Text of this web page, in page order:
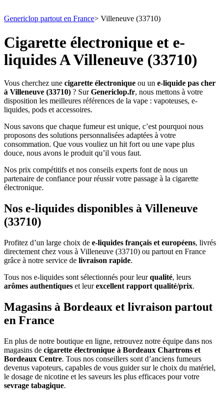
Genericlop partout en France> Villeneuve (33710)
Cigarette électronique et e-
liquides A Villeneuve (33710)
Vous cherchez une cigarette électronique ou un e-liquide pas cher
à Villeneuve (33710) ? SurGenericlop.fr, nous mettons à votre
disposition les meilleures références de la vape : vapoteuses, e-
liquides, pods et accessoires.
Nous savons que chaque fumeur est unique, c’est pourquoi nous
proposons des solutions personnalisées adaptées à votre
consommation. Que vous vouliez un hit fort ou une vape plus
douce, nous avons le produit qu’il vous faut.
Nos prix compétitifs et nos conseils experts font de nous un
partenaire de confiance pour réussir votre passage à la cigarette
électronique.
Nos e-liquides disponibles à Villeneuve
(33710)
Profitez d’un large choix de e-liquides français et européens, livrés
directement chez vous à Villeneuve (33710) ou partout en France
grâce à notre service de livraison rapide.
Tous nos e-liquides sont sélectionnés pour leurqualité, leurs
arômes authentiques et leurexcellent rapport qualité/prix.
Magasins à Bordeaux et livraison partout
en France
En plus de notre boutique en ligne, retrouvez notre équipe dans nos
magasins de cigarette électronique à Bordeaux Chartrons et
Bordeaux Centre. Tous nos conseillers sont d’anciens fumeurs
devenus vapoteurs, capables de vous guider sur le choix du matériel,
le dosage de nicotine et les saveurs les plus efficaces pour votre
sevrage tabagique.